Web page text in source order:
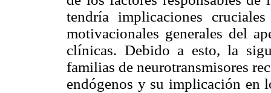
tendría implicaciones
motivacionales generales del
clínicas. Debido a esto, la
familias de neurotransmisores
endógenos y su implicación en